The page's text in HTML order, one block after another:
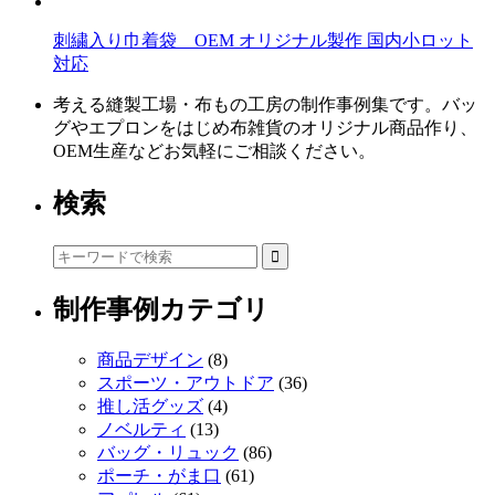
刺繍入り巾着袋 OEM オリジナル製作 国内小ロット
対応
考える縫製工場・布もの工房の制作事例集です。バッ
グやエプロンをはじめ布雑貨のオリジナル商品作り、
OEM生産などお気軽にご相談ください。
検索
制作事例カテゴリ
商品デザイン (8)
スポーツ・アウトドア (36)
推し活グッズ (4)
ノベルティ (13)
バッグ・リュック (86)
ポーチ・がま口 (61)